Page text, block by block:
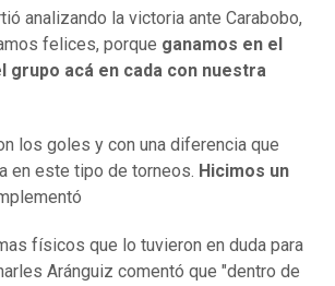
analizando la victoria ante Carabobo,
felices, porque ganamos en el
grupo acá en cada con nuestra
los goles y con una diferencia que
en este tipo de torneos. Hicimos un
físicos que lo tuvieron en duda para
Aránguiz comentó que "dentro de